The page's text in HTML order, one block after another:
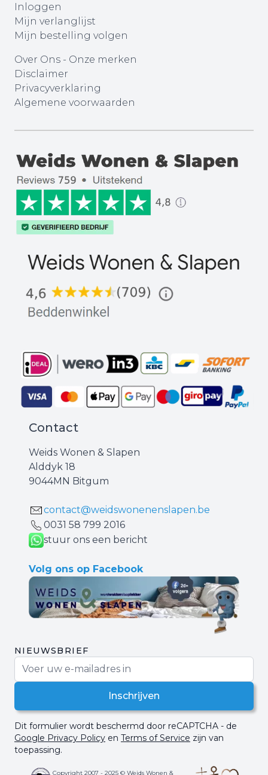
Inloggen
Mijn verlanglijst
Mijn bestelling volgen
Over Ons - Onze merken
Disclaimer
Privacyverklaring
Algemene voorwaarden
Contact
Weids Wonen & Slapen
Alddyk 18
9044MN Bitgum
contact@weidswonenenslapen.be
0031 ‪58 799 2016‬
stuur ons een bericht
Volg ons op Facebook
NIEUWSBRIEF
Inschrijven
Dit formulier wordt beschermd door reCAPTCHA - de
Google Privacy Policy en Terms of Service zijn van
toepassing.
Copyright 2007 - 2025 © Weids Wonen &